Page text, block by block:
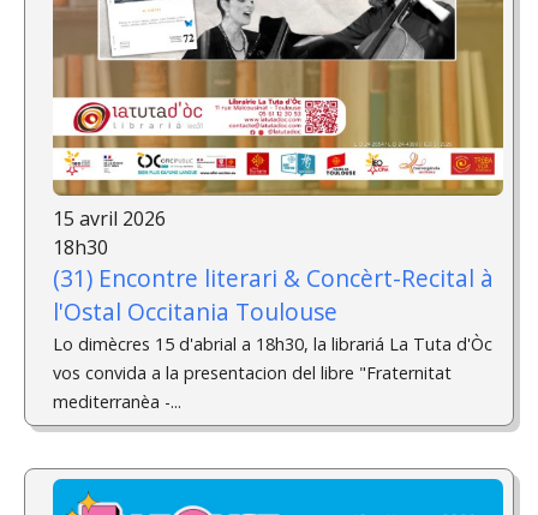
15 avril 2026
18h30
(31) Encontre literari & Concèrt-Recital ­à
l'Ostal Occitania Toulouse
Lo dimècres 15 d'abrial a 18h30, la librariá La Tuta d'Òc
vos convida a la presentacion del libre "Fraternitat
mediterranèa -...